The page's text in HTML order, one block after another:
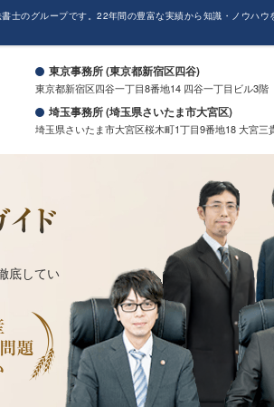
士のグループです。22年間の豊富な実績から知識・ノウハ
東京事務所 (東京都新宿区四谷)
東京都新宿区四谷一丁目8番地14 四谷一丁目ビル3階
埼玉事務所 (埼玉県さいたま市大宮区)
埼玉県さいたま市大宮区桜木町1丁目9番地18 大宮三
底してい